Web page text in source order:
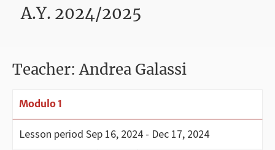
A.Y. 2024/2025
Teacher: Andrea Galassi
Modulo 1
Lesson period Sep 16, 2024 - Dec 17, 2024